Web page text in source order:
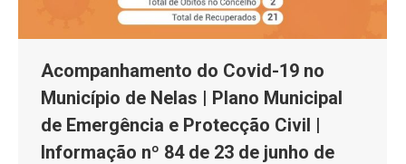
Acompanhamento do Covid-19 no
Município de Nelas | Plano Municipal
de Emergência e Protecção Civil |
Informação nº 84 de 23 de junho de